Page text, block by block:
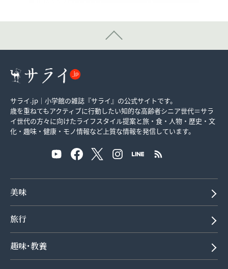
サライ.jp｜小学館の雑誌『サライ』の公式サイトです。
歳を重ねてもアクティブに行動したい知的な高齢者シニア世代＝サラ
イ世代の方々に向けたライフスタイル提案と旅・食・人物・歴史・文
化・趣味・健康・モノ情報など上質な情報を発信しています。
美味
旅行
趣味･教養